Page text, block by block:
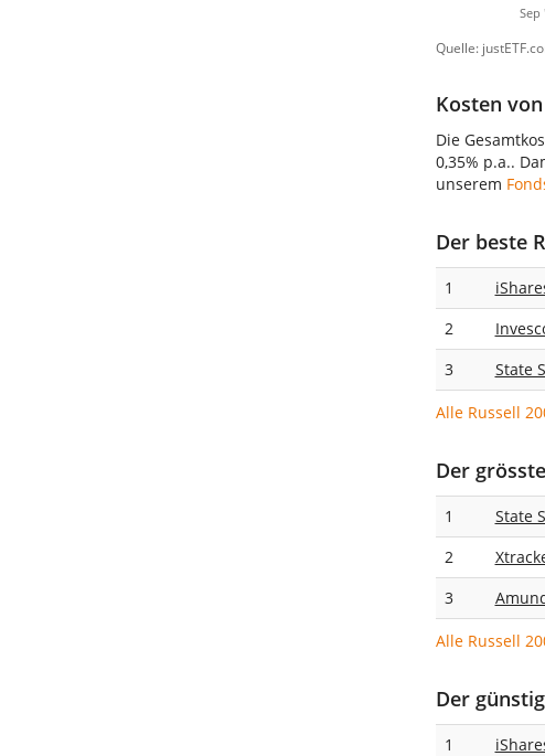
Sep
Quelle:
Kosten von
Die
0,35% p.a..
unserem
Der beste
1
2
3
State
Alle Russell
Der
1 State
2
3
Alle Russell
Der
1